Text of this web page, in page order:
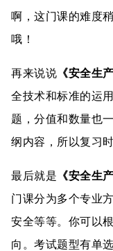
啊，这门课的难度
哦！
再来说说 《安全生
全技术和标准的运
题，分值和数量也
纲内容，所以复习
最后就是 《安全生
门课分为多个专业
安全等等。你可以
向。考试题型有单